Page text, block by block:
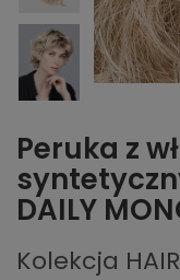
Peruka z
DAILY
Kolekcja